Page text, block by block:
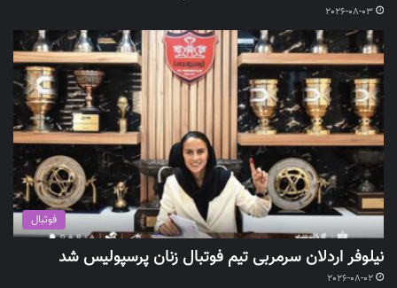
2026-08-03
فوتبال
نیلوفر اردلان سرمربی تیم فوتبال زنان پرسپولیس شد
2026-08-02